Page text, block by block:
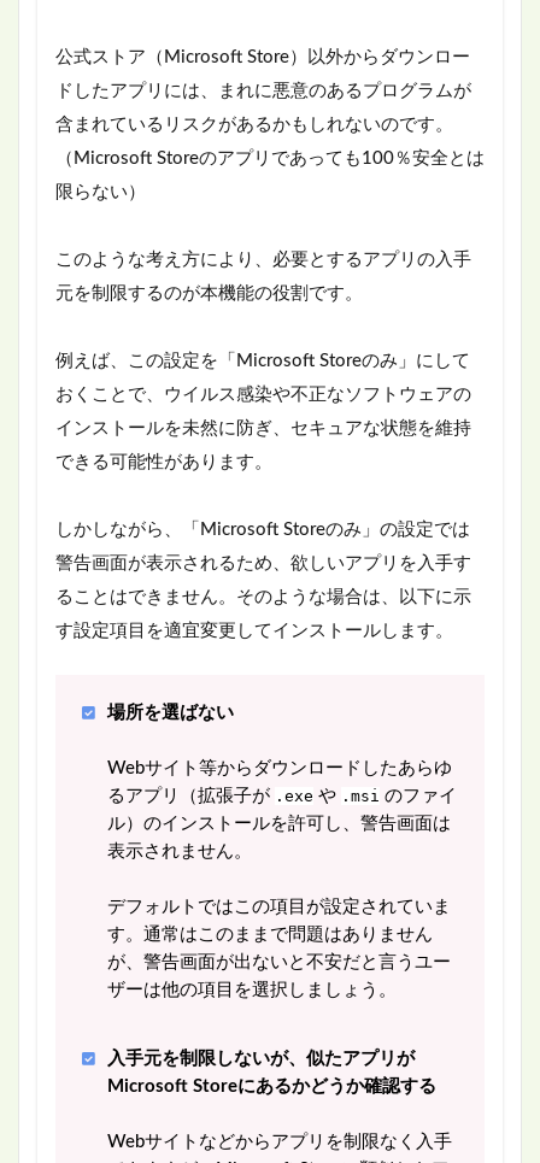
公式ストア（Microsoft Store）以外からダウンロー
ドしたアプリには、まれに悪意のあるプログラムが
含まれているリスクがあるかもしれないのです。
（Microsoft Storeのアプリであっても100％安全とは
限らない）
このような考え方により、必要とするアプリの入手
元を制限するのが本機能の役割です。
例えば、この設定を「Microsoft Storeのみ」にして
おくことで、ウイルス感染や不正なソフトウェアの
インストールを未然に防ぎ、セキュアな状態を維持
できる可能性があります。
しかしながら、「Microsoft Storeのみ」の設定では
警告画面が表示されるため、欲しいアプリを入手す
ることはできません。そのような場合は、以下に示
す設定項目を適宜変更してインストールします。
場所を選ばない
Webサイト等からダウンロードしたあらゆ
るアプリ（拡張子が .exe や .msi のファイ
ル）のインストールを許可し、警告画面は
表示されません。
デフォルトではこの項目が設定されていま
す。通常はこのままで問題はありません
が、警告画面が出ないと不安だと言うユー
ザーは他の項目を選択しましょう。
入手元を制限しないが、似たアプリが
Microsoft Storeにあるかどうか確認する
Webサイトなどからアプリを制限なく入手